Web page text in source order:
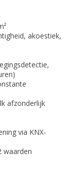
akoestiek,
afzonderlijk
via KNX-
waarden